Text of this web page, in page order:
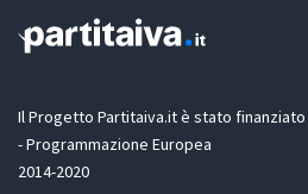
*n
D
R
*
Il Progetto Partitaiva.it è stato
- Programmazione Europea
2014-2020